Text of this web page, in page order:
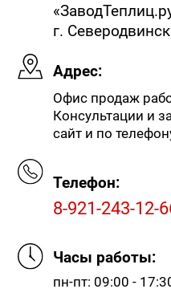
г. Северодвинск
Адрес:
Офис продаж
Консультации и
сайт и по
Телефон:
8-921-243-12-
Часы работы:
пн-пт: 09:00 -